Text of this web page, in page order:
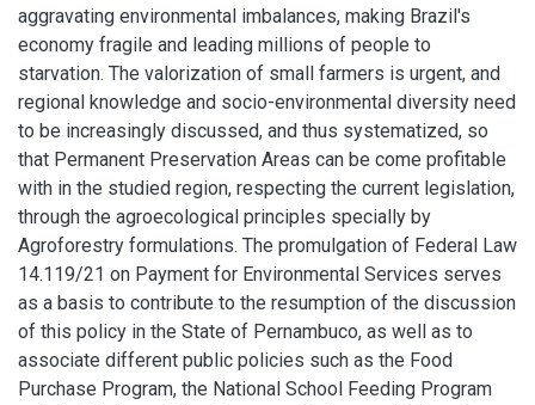
aggravating environmental imbalances, making Brazil's
economy fragile and leading millions of people to
starvation. The valorization of small farmers is urgent, and
regional knowledge and socio-environmental diversity need
to be increasingly discussed, and thus systematized, so
that Permanent Preservation Areas can be come profitable
with in the studied region, respecting the current legislation,
through the agroecological principles specially by
Agroforestry formulations. The promulgation of Federal Law
14.119/21 on Payment for Environmental Services serves
as a basis to contribute to the resumption of the discussion
of this policy in the State of Pernambuco, as well as to
associate different public policies such as the Food
Purchase Program, the National School Feeding Program